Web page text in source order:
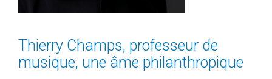
Thierry Champs, professeur de
musique, une âme philanthropique